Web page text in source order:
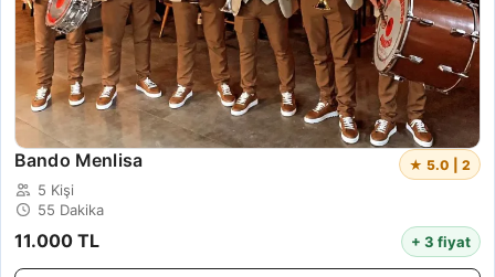
Bando Menlisa ★ 5.0 | 2
5 Kişi
55 Dakika
11.000 TL + 3 fiyat